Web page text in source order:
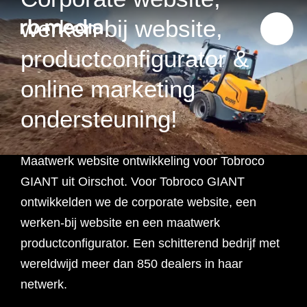
Website ontwikkeling
Website ontwikkeling
Website laten maken
Werken bij website
Webdesign bureau
Webshop ontwikkeling
ontwikkeling
Webshop laten maken
Recruitment websites
Carerix website
Vastgoed websites
Branding & Strategie
Merkverhaal
Doelgroep analyse
Strategie
Online marketing
strategie
Online marketing
Online marketing
bureau
SEO
Data & inzicht
Over ons
Projecten
werken bij website,
productconfigurator &
online marketing
ondersteuning!
Maatwerk website ontwikkeling voor Tobroco
GIANT uit Oirschot. Voor Tobroco GIANT
ontwikkelden we de corporate website, een
werken-bij website en een maatwerk
productconfigurator. Een schitterend bedrijf met
wereldwijd meer dan 850 dealers in haar
netwerk.